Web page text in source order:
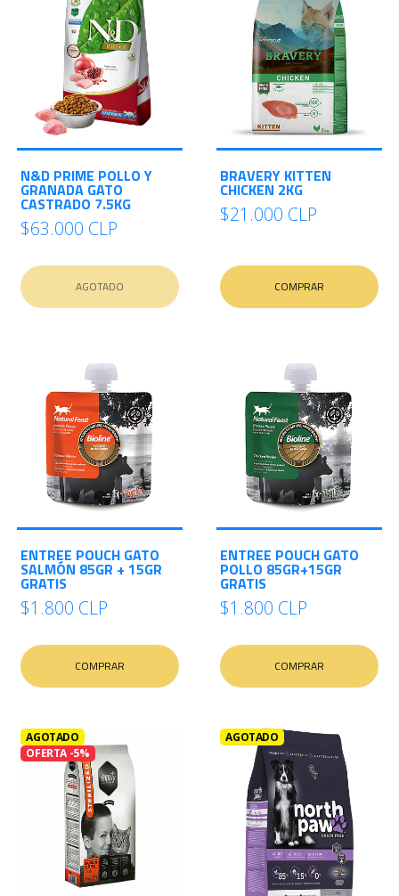
N&D PRIME POLLO Y
GRANADA GATO
CASTRADO 7.5KG
$63.000 CLP
AGOTADO
BRAVERY KITTEN
CHICKEN 2KG
$21.000 CLP
COMPRAR
ENTREE POUCH GATO
SALMÓN 85GR + 15GR
GRATIS
$1.800 CLP
COMPRAR
ENTREE POUCH GATO
POLLO 85GR+15GR
GRATIS
$1.800 CLP
COMPRAR
AGOTADO
OFERTA -5%
AGOTADO